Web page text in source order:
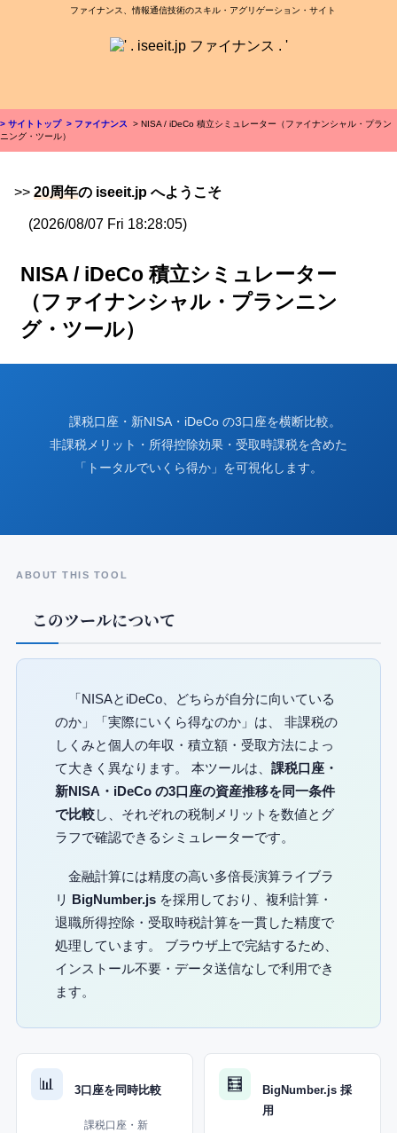
ファイナンス、情報通信技術のスキル・アグリゲーション・サイト
> サイトトップ > ファイナンス > NISA / iDeCo 積立シミュレーター（ファイナンシャル・プラン
ニング・ツール）
>> 20周年の iseeit.jp へようこそ
(2026/08/07 Fri 18:28:05)
NISA / iDeCo 積立シミュレーター
（ファイナンシャル・プランニン
グ・ツール）
課税口座・新NISA・iDeCo の3口座を横断比較。
非課税メリット・所得控除効果・受取時課税を含めた
「トータルでいくら得か」を可視化します。
ABOUT THIS TOOL
このツールについて
「NISAとiDeCo、どちらが自分に向いている
のか」「実際にいくら得なのか」は、 非課税の
しくみと個人の年収・積立額・受取方法によっ
て大きく異なります。 本ツールは、 課税口座・
新NISA・iDeCo の3口座の資産推移を同一条件
で比較し、それぞれの税制メリットを数値とグ
ラフで確認できるシミュレーターです。
金融計算には精度の高い多倍長演算ライブラ
リ BigNumber.js を採用しており、複利計算・
退職所得控除・受取時税計算を一貫した精度で
処理しています。 ブラウザ上で完結するため、
インストール不要・データ送信なしで利用でき
ます。
📊 3口座を同時比較
課税口座・新
🧮
BigNumber.js 採
用